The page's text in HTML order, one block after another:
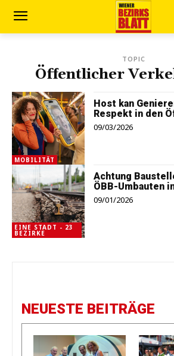
TOPIC
Öffentlicher
MOBILITÄT
Host kan
Respekt in den
09/03/2026
EINE STADT - 23
BEZIRKE
Achtung
ÖBB-Umbauten
09/01/2026
NEUESTE BEITRÄGE